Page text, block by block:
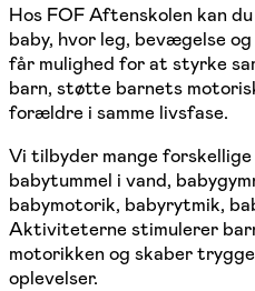
Hos FOF Aftenskolen kan
baby, hvor leg, bevægelse
får mulighed for at styrke
barn, støtte barnets
forældre i samme livsfase.
Vi tilbyder mange
babytummel i vand,
babymotorik, babyrytmik,
Aktiviteterne stimulerer
motorikken og skaber
oplevelser.